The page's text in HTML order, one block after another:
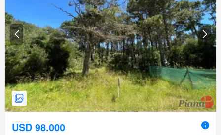
USD 98.000